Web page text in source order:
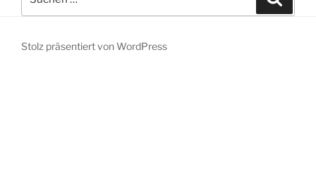
nach:
Stolz präsentiert von WordPress